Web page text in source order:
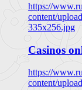
https://
content/
335x256.jpg
Casinos
https://
content/